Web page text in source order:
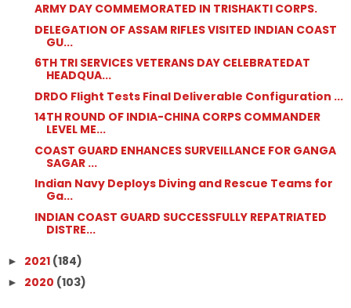
ARMY DAY COMMEMORATED IN TRISHAKTI CORPS.
DELEGATION OF ASSAM RIFLES VISITED INDIAN COAST
GU...
6TH TRI SERVICES VETERANS DAY CELEBRATEDAT
HEADQUA...
DRDO Flight Tests Final Deliverable Configuration ...
14TH ROUND OF INDIA-CHINA CORPS COMMANDER
LEVEL ME...
COAST GUARD ENHANCES SURVEILLANCE FOR GANGA
SAGAR ...
Indian Navy Deploys Diving and Rescue Teams for
Ga...
INDIAN COAST GUARD SUCCESSFULLY REPATRIATED
DISTRE...
► 2021 (184)
► 2020 (103)